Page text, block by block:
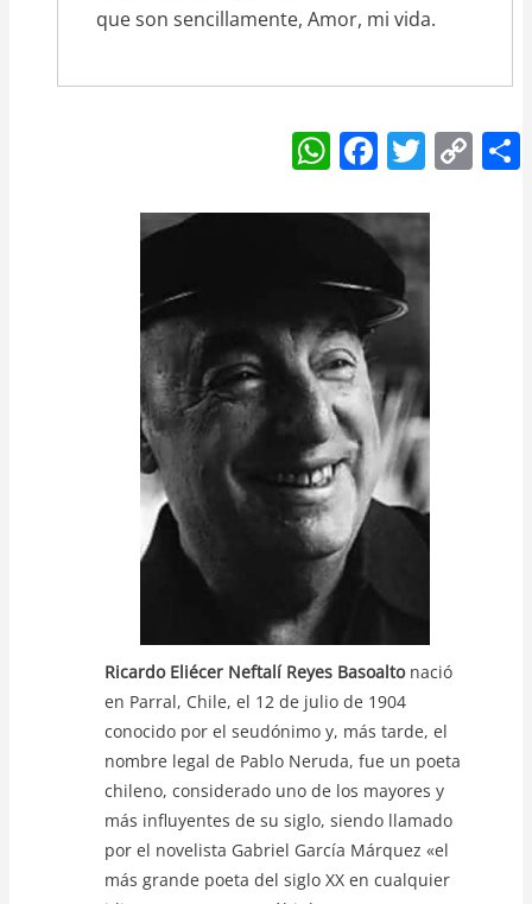
que son sencillamente, Amor, mi vida.
W
h
at
A
p
p
F
a
c
e
b
o
o
k
T
w
itt
er
C
o
Ricardo Eliécer Neftalí Reyes Basoaltonació
en Parral, Chile, el 12 de julio de 1904
conocido por el seudónimo y, más tarde, el
nombre legal de Pablo Neruda, fue un poeta
chileno, considerado uno de los mayores y
más influyentes de su siglo, siendo llamado
por el novelista Gabriel García Márquez «el
más grande poeta del siglo XX en cualquier